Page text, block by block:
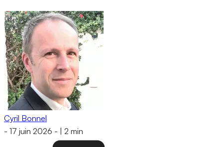
Cyril Bonnel
- 17 juin 2026 - 2 min